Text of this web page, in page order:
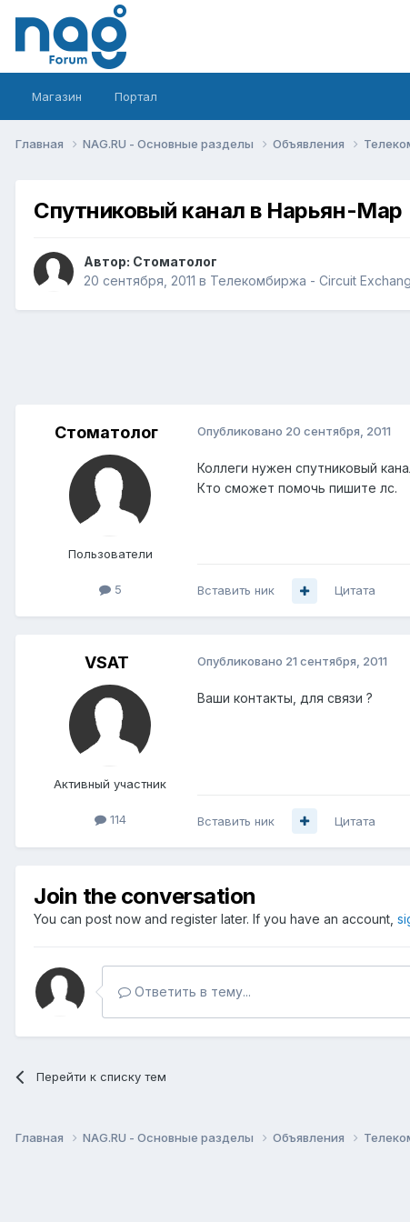
Магазин Портал
Главная NAG.RU - Основные разделы Объявления
Спутниковый канал в Нарьян-Мар
Автор: Стоматолог
20 сентября, 2011 в Телекомбиржа - Circuit
Стоматолог
Пользователи
5
Опубликовано 20 сентября, 2011
Коллеги нужен спутниковый
Кто сможет помочь пишите лс.
Вставить ник Цитата
VSAT
Активный участник
114
Опубликовано 21 сентября, 2011
Ваши контакты, для связи ?
Вставить ник Цитата
Join the conversation
You can post now and register later. If you have an account,
Ответить в тему...
Перейти к списку тем
Главная NAG.RU - Основные разделы Объявления